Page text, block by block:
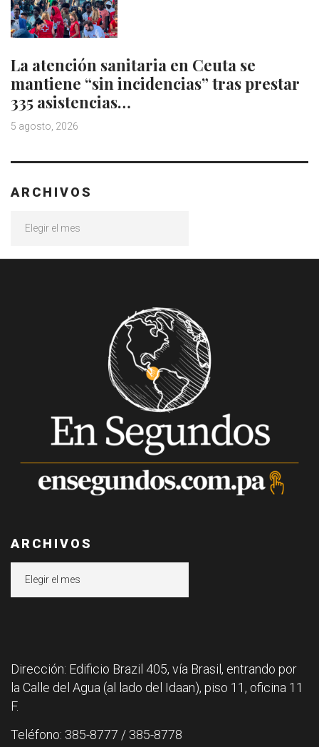
La atención sanitaria en Ceuta se
mantiene “sin incidencias” tras prestar
335 asistencias…
5 agosto, 2026
ARCHIVOS
ARCHIVOS
Dirección: Edificio Brazil 405, vía Brasil, entrando por
la Calle del Agua (al lado del Idaan), piso 11, oficina 11
F.
Teléfono: 385-8777 / 385-8778